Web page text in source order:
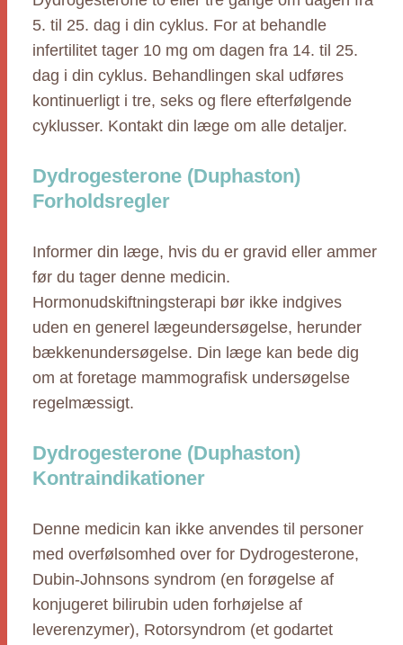
5. til 25. dag i din cyklus. For at behandle
infertilitet tager 10 mg om dagen fra 14. til 25.
dag i din cyklus. Behandlingen skal udføres
kontinuerligt i tre, seks og flere efterfølgende
cyklusser. Kontakt din læge om alle detaljer.
Dydrogesterone (Duphaston)
Forholdsregler
Informer din læge, hvis du er gravid eller ammer
før du tager denne medicin.
Hormonudskiftningsterapi bør ikke indgives
uden en generel lægeundersøgelse, herunder
bækkenundersøgelse. Din læge kan bede dig
om at foretage mammografisk undersøgelse
regelmæssigt.
Dydrogesterone (Duphaston)
Kontraindikationer
Denne medicin kan ikke anvendes til personer
med overfølsomhed over for Dydrogesterone,
Dubin-Johnsons syndrom (en forøgelse af
konjugeret bilirubin uden forhøjelse af
leverenzymer), Rotorsyndrom (et godartet